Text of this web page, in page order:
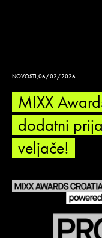
NOVOSTI,06/02/2026
MIXX
dodatni
veljače!